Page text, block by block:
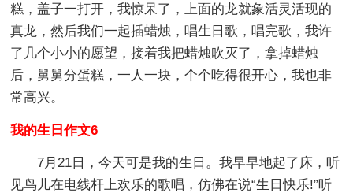
糕，盖子一打开，我惊呆了，上面的龙就象活灵活现的
真龙，然后我们一起插蜡烛，唱生日歌，唱完歌，我许
了几个小小的愿望，接着我把蜡烛吹灭了，拿掉蜡烛
后，舅舅分蛋糕，一人一块，个个吃得很开心，我也非
常高兴。
我的生日作文6
7月21日，今天可是我的生日。我早早地起了床，听
见鸟儿在电线杆上欢乐的歌唱，仿佛在说“生日快乐!”听